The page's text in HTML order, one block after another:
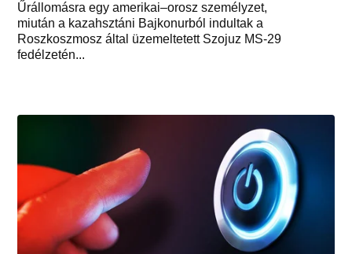
Űrállomásra egy amerikai–orosz személyzet,
miután a kazahsztáni Bajkonurból indultak a
Roszkoszmosz által üzemeltetett Szojuz MS-29
fedélzetén...